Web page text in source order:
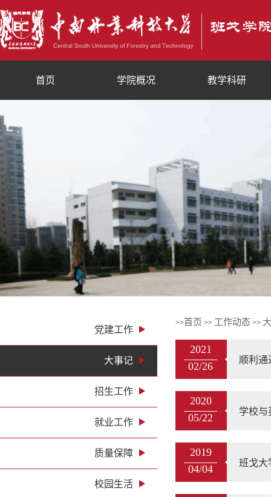
首页 学院概况 教学科研
党建工作
大事记
招生工作
就业工作
质量保障
校园生活
>>首页 >> 工作动态 >>
2021
02/26
顺利通
2020
05/22
学校与
2019
04/04
班戈大